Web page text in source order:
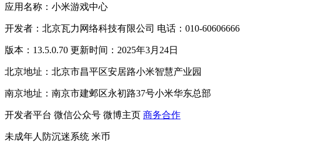
应用名称：小米游戏中心
开发者：北京瓦力网络科技有限公司 电话：010-60606666
版本：13.5.0.70 更新时间：2025年3月24日
北京地址：北京市昌平区安居路小米智慧产业园
南京地址：南京市建邺区永初路37号小米华东总部
开发者平台 微信公众号 微博主页 商务合作
未成年人防沉迷系统 米币